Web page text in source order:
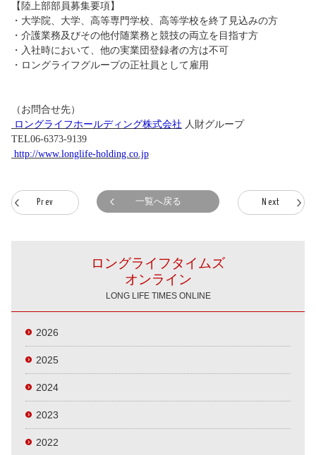
【陸上部部員募集要項】
・大学院、大学、高等専門学校、高等学校を終了見込みの方
・介護業務及びその他付随業務と競技の両立を目指す方
・入社時において、他の実業団登録者の方は不可
・ロングライフグループの正社員として雇用
（お問合せ先）
ロングライフホールディング株式会社 人財グループ
TEL06-6373-9139
http://www.longlife-holding.co.jp
Prev 一覧へ戻る Next
ロングライフタイムズ
オンライン
LONG LIFE TIMES ONLINE
2026
2025
2024
2023
2022